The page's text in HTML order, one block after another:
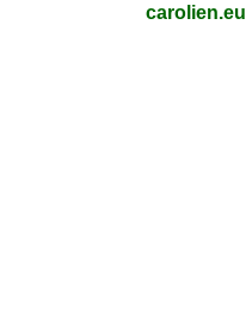
carolien.eu